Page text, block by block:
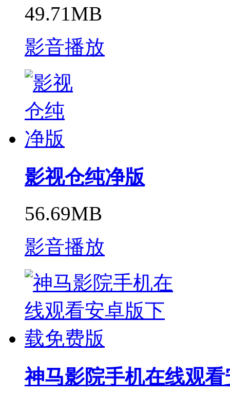
49.71MB
影音播放
影视仓纯净版
56.69MB
影音播放
神马影院手机在线观